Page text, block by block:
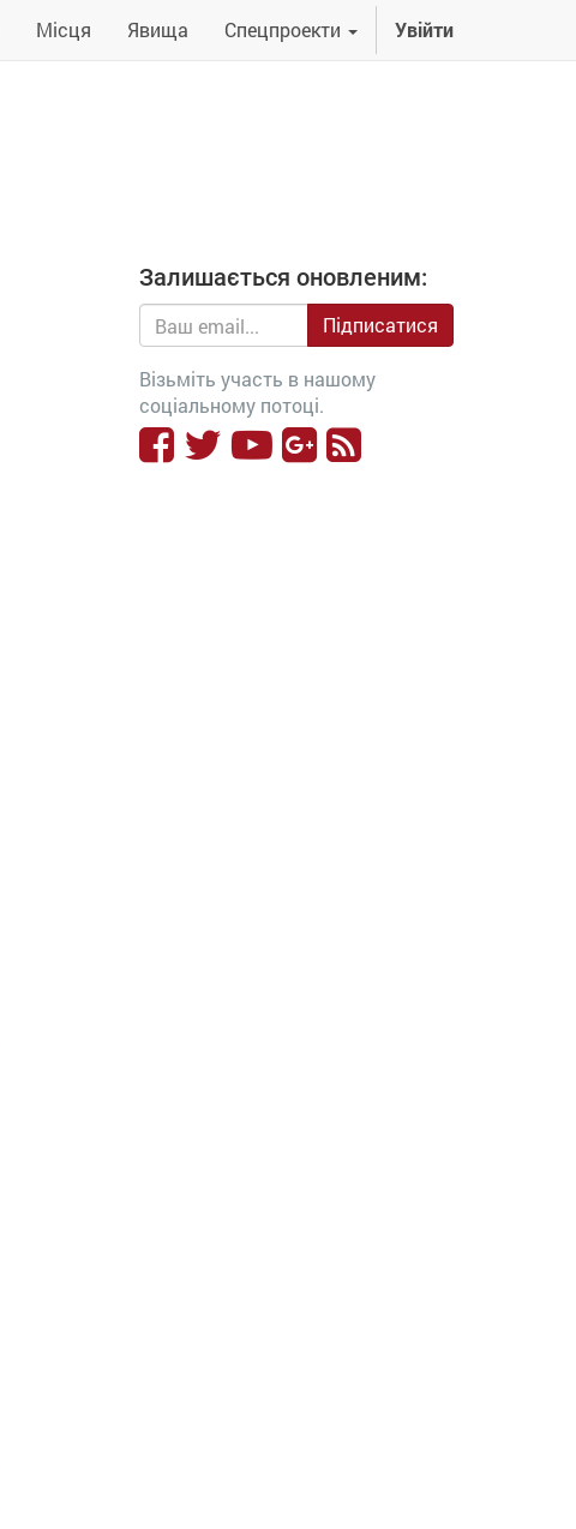
Місця Явища Спецпроекти Увійти
Залишається оновленим:
Підписатися
Візьміть участь в нашому
соціальному потоці.